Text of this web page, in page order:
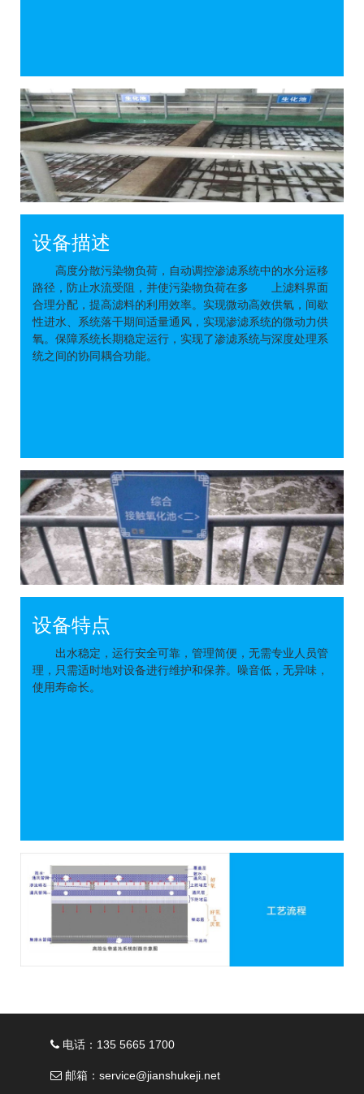
设备描述
高度分散污染物负荷，自动调控渗滤系统中的水分运移
路径，防止水流受阻，并使污染物负荷在多 上滤料界面
合理分配，提高滤料的利用效率。实现微动高效供氧，间歇
性进水、系统落干期间适量通风，实现渗滤系统的微动力供
氧。保障系统长期稳定运行，实现了渗滤系统与深度处理系
统之间的协同耦合功能。
设备特点
出水稳定，运行安全可靠，管理简便，无需专业人员管
理，只需适时地对设备进行维护和保养。噪音低，无异味，
使用寿命长。
电话：135 5665 1700
邮箱：service@jianshukeji.net